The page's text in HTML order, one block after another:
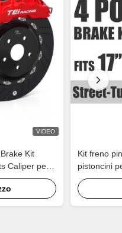
VIDEO
Kit
Caliper per
2022
Kit freno
pistoncini
da 17